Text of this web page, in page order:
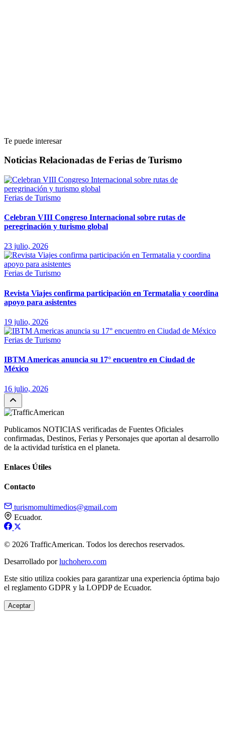
Te puede interesar
Noticias Relacionadas de Ferias de Turismo
Ferias de Turismo
Celebran VIII Congreso Internacional sobre rutas de
peregrinación y turismo global
23 julio, 2026
Ferias de Turismo
Revista Viajes confirma participación en Termatalia y coordina
apoyo para asistentes
19 julio, 2026
Ferias de Turismo
IBTM Americas anuncia su 17° encuentro en Ciudad de
México
16 julio, 2026
Publicamos NOTICIAS verificadas de Fuentes Oficiales
confirmadas, Destinos, Ferias y Personajes que aportan al desarrollo
de la actividad turística en el planeta.
Enlaces Útiles
Contacto
turismomultimedios@gmail.com
Ecuador.
© 2026 TrafficAmerican. Todos los derechos reservados.
Desarrollado porluchohero.com
Este sitio utiliza cookies para garantizar una experiencia óptima bajo
el reglamento GDPR y la LOPDP de Ecuador.
Aceptar